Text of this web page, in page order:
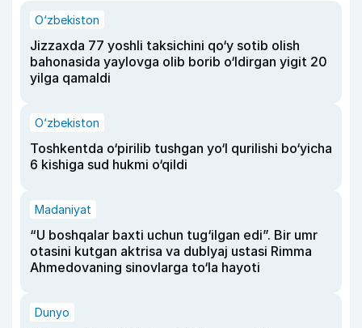
O‘zbekiston
Jizzaxda 77 yoshli taksichini qo‘y sotib olish
bahonasida yaylovga olib borib o‘ldirgan yigit 20
yilga qamaldi
O‘zbekiston
Toshkentda o‘pirilib tushgan yo‘l qurilishi bo‘yicha
6 kishiga sud hukmi o‘qildi
Madaniyat
“U boshqalar baxti uchun tug‘ilgan edi”. Bir umr
otasini kutgan aktrisa va dublyaj ustasi Rimma
Ahmedovaning sinovlarga to‘la hayoti
Dunyo